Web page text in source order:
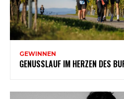
GEWINNEN
GENUSSLAUF IM HERZEN DES